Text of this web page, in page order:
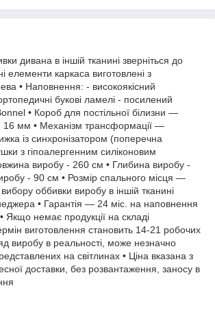
дивана в іншій тканині зверніться до
елементи каркаса виготовлені з
• Наповнення: - високоякісний
букові ламелі - посилений
• Короб для постільної білизни —
мм • Механізм трансформації —
із синхронізатором (поперечна
з гіпоалергенним силіконовим
виробу - 260 см • Глибина виробу -
- 90 см • Розмір спального місця —
оббивки виробу в іншій тканині
• Гарантія — 24 міс. на наповнення
Якщо немає продукції на складі
виготовлення становить 14-21 робочих
виробу в реальності, може незначно
на світлинах • Ціна вказана з
доставки, без розвантаження, заносу в